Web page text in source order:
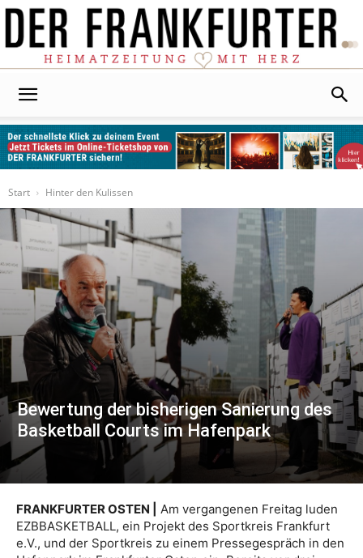
Start
Hinter den Kulissen
Bewertung der bisherigen Sanierung des
Basketball Courts im Hafenpark
FRANKFURTER OSTEN |
Am vergangenen Freitag luden
EZBBASKETBALL, ein Projekt des Sportkreis Frankfurt
e.V., und der Sportkreis zu einem Pressegespräch in den